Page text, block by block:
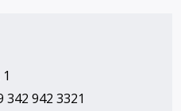
342 942 3321